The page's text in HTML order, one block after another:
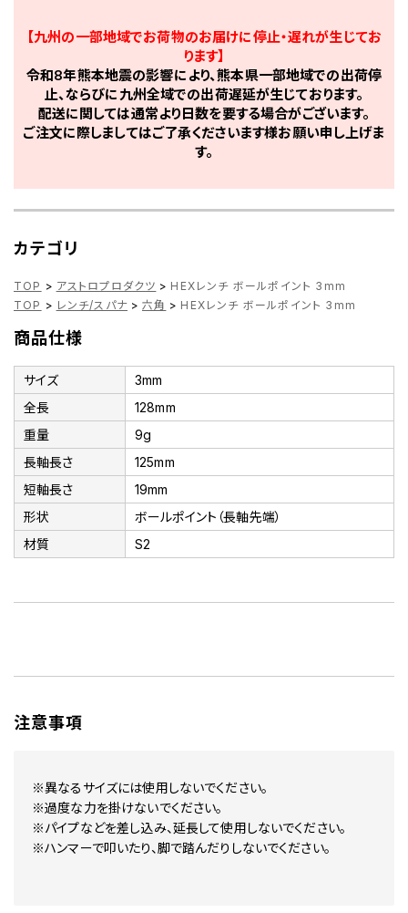
【九州の一部地域でお荷物のお届けに停止・遅れが生じてお
ります】
令和8年熊本地震の影響により、熊本県一部地域での出荷停
止、ならびに九州全域での出荷遅延が生じております。
配送に関しては通常より日数を要する場合がございます。
ご注文に際しましてはご了承くださいます様お願い申し上げま
す。
カテゴリ
TOP > アストロプロダクツ > HEXレンチ ボールポイント 3mm
TOP > レンチ/スパナ > 六角 > HEXレンチ ボールポイント 3mm
商品仕様
サイズ
3mm
全長
128mm
重量
9g
長軸長さ
125mm
短軸長さ
19mm
形状
ボールポイント（長軸先端）
材質
S2
注意事項
※異なるサイズには使用しないでください。
※過度な力を掛けないでください。
※パイプなどを差し込み、延長して使用しないでください。
※ハンマーで叩いたり、脚で踏んだりしないでください。